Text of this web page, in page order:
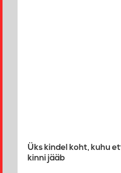
Üks kindel koht, kuhu
kinni jääb